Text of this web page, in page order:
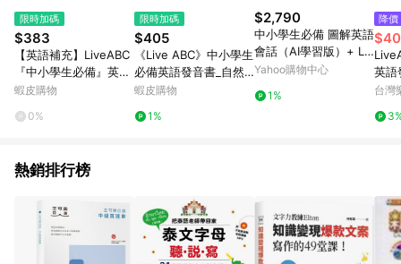
8. LINE購物為購物資訊整合性平台，商品資料更新會有時間差，
如顯示之商品規格、顏色、價位、贈品與東森購物ETMall銷售網
頁不符，以銷售網頁標示為準。 9. 若有贈點爭議，請務必於訂單
日期+180天以內至LINE購物客服洽詢；若超過180天(含)以上進
行申訴，恕無法贈點回饋。 10. 部分點數紅包僅限指定商品使
用，或不適用於無回饋商品。各點數紅包之適用商品與使用條件
請依點數紅包頁面規則為準。
限時加碼
$383
【英語補充】LiveABC
『中小學生必備』英語
發音書(自然發音+KK音
音檔●讀書棧幼教國小
蝦皮購物
0%
限時加碼
$405
《Live ABC》中小學生
必備英語發音書_自然
發音+KK音標(附QR C
蝦皮購物
1%
$2,790
中小學生必備 圖解英語
會話（AI學習版）+ Liv
eABC智慧藍牙點讀筆1
Yahoo購物中心
1%
降價
英語
K音
台灣
熱銷排行榜